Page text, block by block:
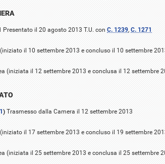
Presentato il 20 agosto 2013 T.U. con C. 1239, C. 1271
il 10 settembre 2013 e concluso il 10 settembre
(iniziata il 12 settembre 2013 e conclusa il 12 settembre
) Trasmesso dalla Camera il 12 settembre 2013
il 17 settembre 2013 e concluso il 19 settembre
(iniziata il 25 settembre 2013 e conclusa il 25 settembre